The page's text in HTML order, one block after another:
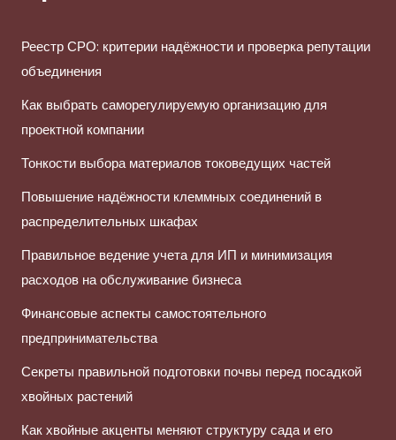
Реестр СРО: критерии надёжности и проверка репутации
объединения
Как выбрать саморегулируемую организацию для
проектной компании
Тонкости выбора материалов токоведущих частей
Повышение надёжности клеммных соединений в
распределительных шкафах
Правильное ведение учета для ИП и минимизация
расходов на обслуживание бизнеса
Финансовые аспекты самостоятельного
предпринимательства
Секреты правильной подготовки почвы перед посадкой
хвойных растений
Как хвойные акценты меняют структуру сада и его